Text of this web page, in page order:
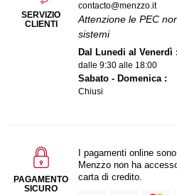
SERVIZIO
CLIENTI
contacto@menzzo.it
Attenzione le PEC
sistemi
Dal Lunedi al Venerdì :
dalle 9:30 alle 18:00
Sabato - Domenica :
Chiusi
PAGAMENTO
SICURO
I pagamenti online
Menzzo non ha
carta di credito.